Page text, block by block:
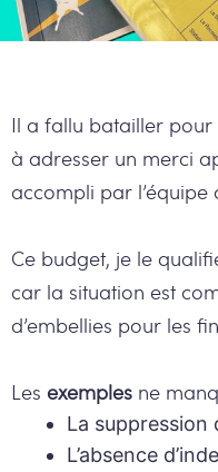
Il a fallu batailler pour
à adresser un merci
accompli par
Ce budget, je le
car la situation est
d’embellies pour les
Les exemples ne
La suppression
L’absence